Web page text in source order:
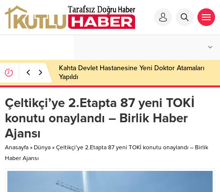
Kahta Devlet Hastanesine Yeni Doktor Atamaları
Yapıldı
Çeltikçi’ye 2.Etapta 87 yeni TOKİ
konutu onaylandı – Birlik Haber
Ajansı
Anasayfa » Dünya » Çeltikçi’ye 2.Etapta 87 yeni TOKİ konutu onaylandı – Birlik
Haber Ajansı